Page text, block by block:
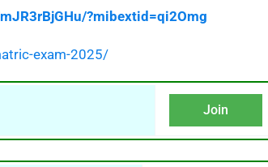
?mibextid=qi2Omg
exam-2025/
Join